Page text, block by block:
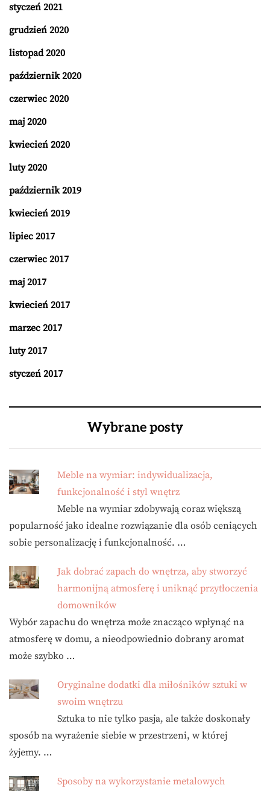
styczeń 2021
grudzień 2020
listopad 2020
październik 2020
czerwiec 2020
maj 2020
kwiecień 2020
luty 2020
październik 2019
kwiecień 2019
lipiec 2017
czerwiec 2017
maj 2017
kwiecień 2017
marzec 2017
luty 2017
styczeń 2017
Wybrane posty
Meble na wymiar: indywidualizacja,
funkcjonalność i styl wnętrz
Meble na wymiar zdobywają coraz większą
popularność jako idealne rozwiązanie dla osób ceniących
sobie personalizację i funkcjonalność. …
Jak dobrać zapach do wnętrza, aby stworzyć
harmonijną atmosferę i uniknąć przytłoczenia
domowników
Wybór zapachu do wnętrza może znacząco wpłynąć na
atmosferę w domu, a nieodpowiednio dobrany aromat
może szybko …
Oryginalne dodatki dla miłośników sztuki w
swoim wnętrzu
Sztuka to nie tylko pasja, ale także doskonały
sposób na wyrażenie siebie w przestrzeni, w której
żyjemy. …
Sposoby na wykorzystanie metalowych